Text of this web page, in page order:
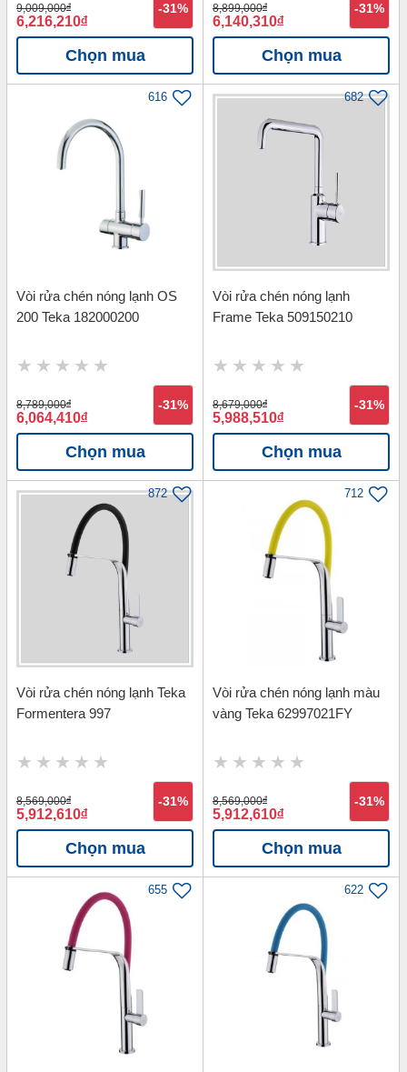
9,009,000đ
6,216,210đ
-31%
Chọn mua
8,899,000đ
6,140,310đ
-31%
Chọn mua
616
Vòi rửa chén nóng lạnh OS
200 Teka 182000200
8,789,000đ
6,064,410đ
-31%
Chọn mua
682
Vòi rửa chén nóng lạnh
Frame Teka 509150210
8,679,000đ
5,988,510đ
-31%
Chọn mua
872
Vòi rửa chén nóng lạnh Teka
Formentera 997
8,569,000đ
5,912,610đ
-31%
Chọn mua
712
Vòi rửa chén nóng lạnh màu
vàng Teka 62997021FY
8,569,000đ
5,912,610đ
-31%
Chọn mua
655 622